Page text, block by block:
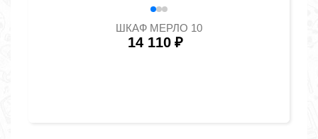
ШКАФ МЕРЛО 10
14 110 ₽